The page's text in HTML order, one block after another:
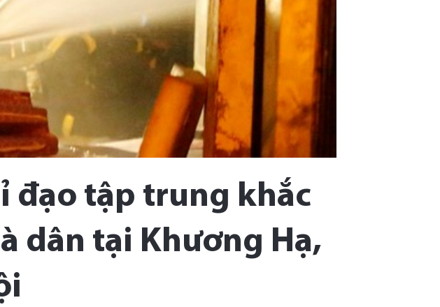
đạo tập trung khắc
dân tại Khương Hạ,